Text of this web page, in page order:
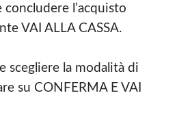
l’acquisto
VAI ALLA CASSA.
scegliere la modalità di
su CONFERMA E VAI